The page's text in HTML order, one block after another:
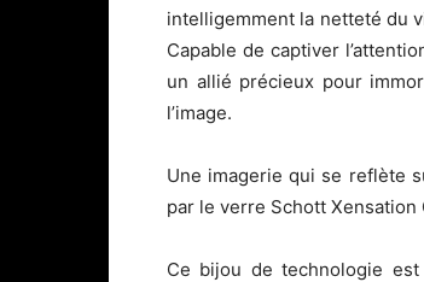
intelligemment la netteté du
Capable de captiver
un allié précieux pour
l’image.
Une imagerie qui se reflète
par le verre Schott
Ce bijou de technologie